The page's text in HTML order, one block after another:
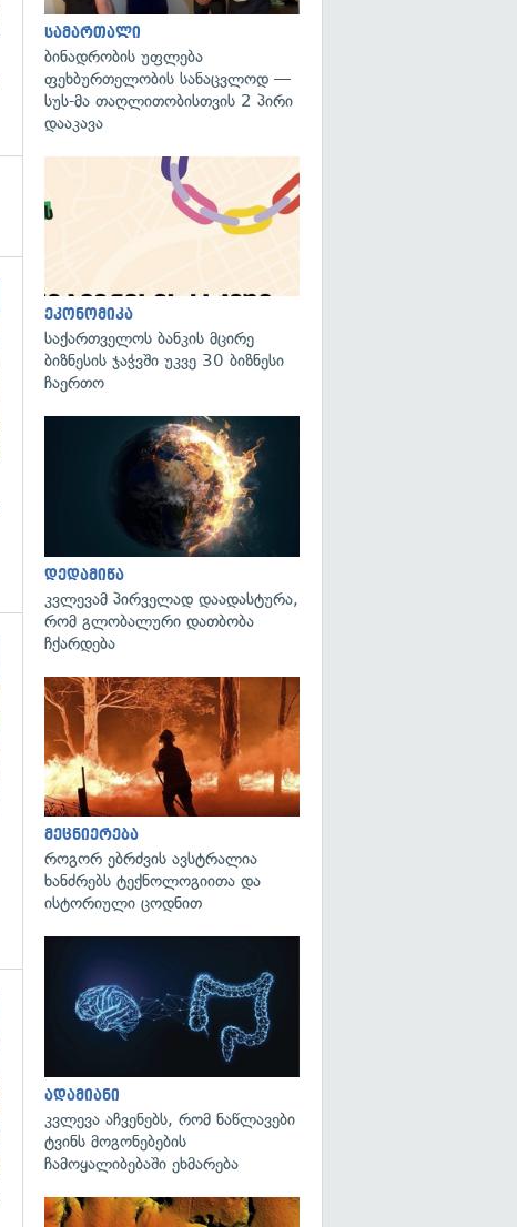
გადახედვა
სამართალი
ბინადრობის უფლება
ფეხბურთელობის სანაცვლოდ —
სუს-მა თაღლითობისთვის 2 პირი
დააკავა
ეკონომიკა
საქართველოს ბანკის მცირე
ბიზნესის ჯაჭვში უკვე 30 ბიზნესი
ჩაერთო
დედამიწა
კვლევამ პირველად დაადასტურა,
რომ გლობალური დათბობა
ჩქარდება
მეცნიერება
როგორ ებრძვის ავსტრალია
ხანძრებს ტექნოლოგიითა და
ისტორიული ცოდნით
ადამიანი
კვლევა აჩვენებს, რომ ნაწლავები
ტვინს მოგონებების
ჩამოყალიბებაში ეხმარება